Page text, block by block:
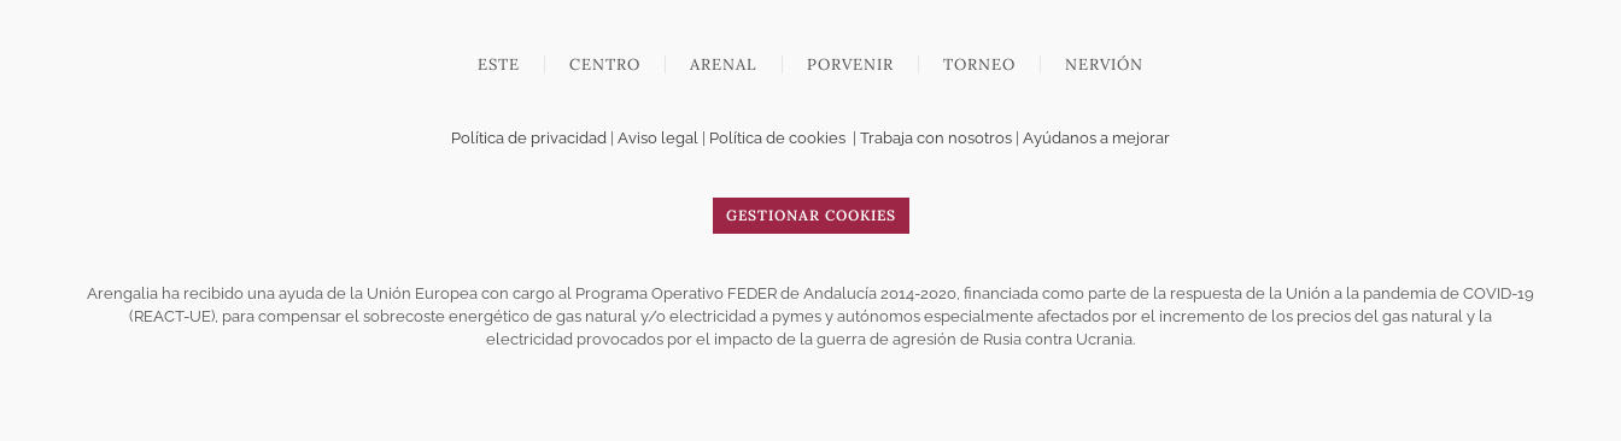
ESTE CENTRO ARENAL PORVENIR TORNEO NERVIÓN
Política de privacidad | Aviso legal | Política de cookies | Trabaja con nosotros | Ayúdanos a mejorar
GESTIONAR COOKIES
Arengalia ha recibido una ayuda de la Unión Europea con cargo al Programa Operativo FEDER de Andalucía 2014-2020, financiada como parte de la respuesta de la Unión a la pandemia de COVID-19
(REACT-UE), para compensar el sobrecoste energético de gas natural y/o electricidad a pymes y autónomos especialmente afectados por el incremento de los precios del gas natural y la
electricidad provocados por el impacto de la guerra de agresión de Rusia contra Ucrania.